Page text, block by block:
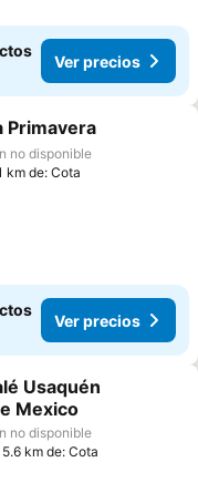
Ver precios
a favoritos
Primavera
no disponible
km de: Cota
Ver precios
a favoritos
Usaquén
Mexico
no disponible
km de: Cota